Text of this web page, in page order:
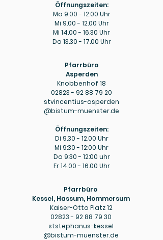
Öffnungszeiten:
Mo 9.00 - 12.00 Uhr
Mi 9.00 - 12.00 Uhr
Mi 14.00 - 16.30 Uhr
Do 13.30 - 17.00 Uhr
Pfarrbüro
Asperden
Knobbenhof 18
02823 - 92 88 79 20
stvincentius-asperden
@bistum-muenster.de
Öffnungszeiten:
Di 9.30 - 12.00 Uhr
Mi 9:30 - 12:00 Uhr
Do 9:30 - 12:00 uhr
Fr14.00 - 16.00 Uhr
Pfarrbüro
Kessel, Hassum, Hommersum
Kaiser-Otto Platz 12
02823 - 92 88 79 30
ststephanus-kessel
@bistum-muenster.de